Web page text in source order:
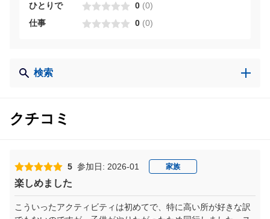
ひとりで
0 (0)
仕事
0 (0)
検索
クチコミ
5 参加日: 2026-01 家族
楽しめました
こういったアクティビティは初めてで、特に高い所が好きな訳